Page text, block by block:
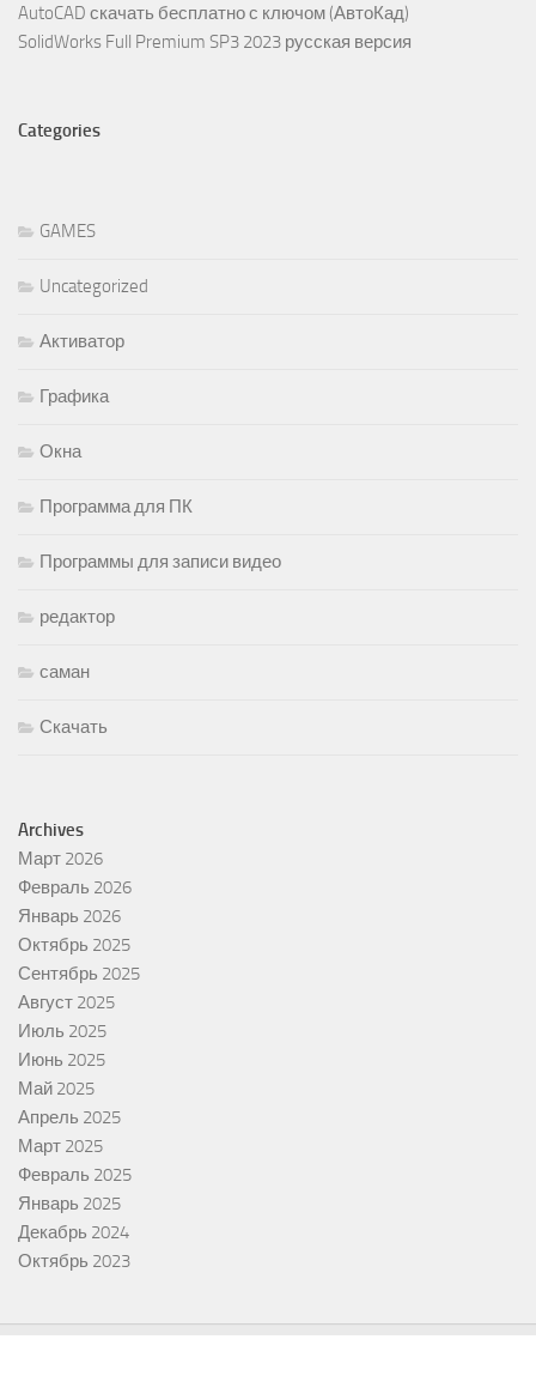
AutoCAD скачать бесплатно с ключом (АвтоКад)
SolidWorks Full Premium SP3 2023 русская версия
Categories
GAMES
Uncategorized
Активатор
Графика
Окна
Программа для ПК
Программы для записи видео
редактор
саман
Скачать
Archives
Март 2026
Февраль 2026
Январь 2026
Октябрь 2025
Сентябрь 2025
Август 2025
Июль 2025
Июнь 2025
Май 2025
Апрель 2025
Март 2025
Февраль 2025
Январь 2025
Декабрь 2024
Октябрь 2023